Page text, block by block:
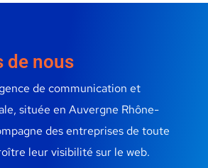
de nous
de communication et
située en Auvergne Rhône-
des entreprises de toute
leur visibilité sur le web.